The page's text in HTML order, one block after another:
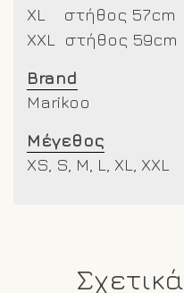
XL στήθος 57cm
XXL στήθος
Brand
Marikoo
Μέγεθος
XS, S, M, L, XL, XXL